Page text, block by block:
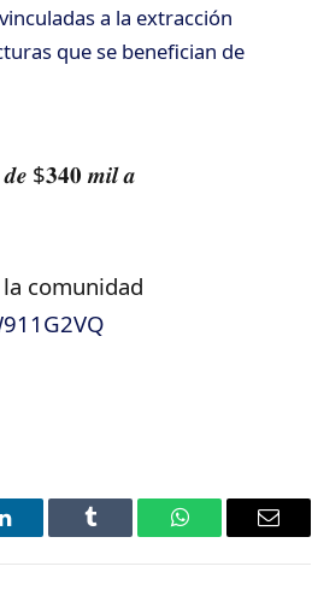
a la extracción
que se benefician de
𝒅𝒆 $𝟑𝟒𝟎 𝒎𝒊𝒍 𝒂
comunidad
LinkedIn Tumblr WhatsAppEmail